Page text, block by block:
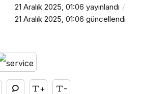
21 Aralık 2025, 01:06 yayınlandı
21 Aralık 2025, 01:06 güncellendi
+ -